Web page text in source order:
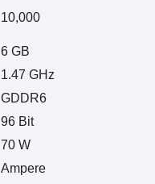
10,000
6 GB
1.47 GHz
GDDR6
96 Bit
70 W
Ampere